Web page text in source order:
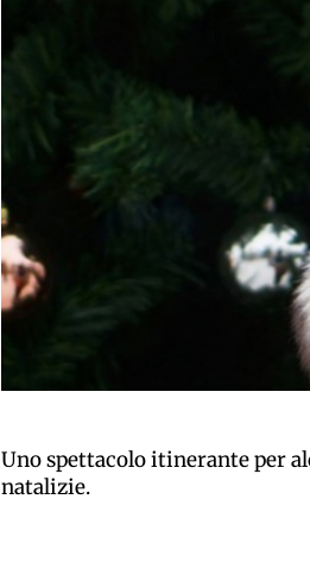
Uno spettacolo itinerante per
natalizie.